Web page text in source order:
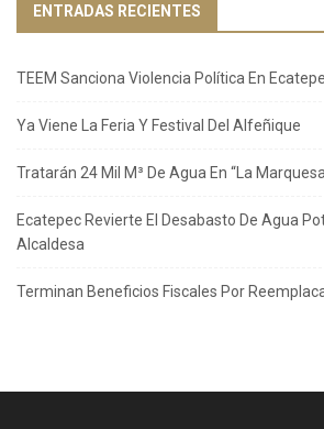
ENTRADAS RECIENTES
TEEM Sanciona Violencia Política En
Ya Viene La Feria Y Festival Del Alfeñique
Tratarán 24 Mil M³ De Agua En “La
Ecatepec Revierte El Desabasto De Agua
Alcaldesa
Terminan Beneficios Fiscales Por